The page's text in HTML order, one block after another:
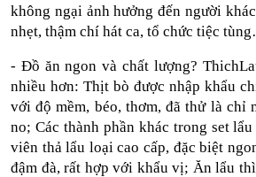
không ngại ảnh hưởng đến người
nhẹt, thậm chí hát ca, tổ chức tiệc
- Đồ ăn ngon và chất lượng?
nhiều hơn: Thịt bò được nhập khẩu
với độ mềm, béo, thơm, đã thử là chỉ
no; Các thành phần khác trong set
viên thả lẩu loại cao cấp, đặc biệt
đậm đà, rất hợp với khẩu vị; Ăn lẩu